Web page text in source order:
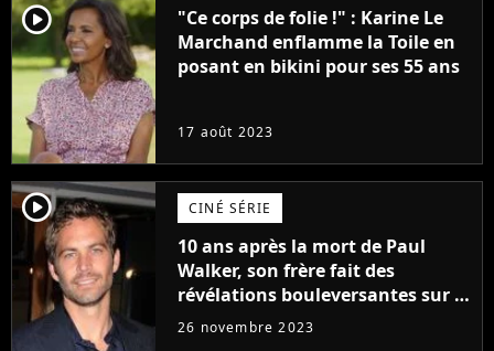
player2
"Ce corps de folie !" : Karine Le
Marchand enflamme la Toile en
posant en bikini pour ses 55 ans
17 août 2023
player2 CINÉ SÉRIE
10 ans après la mort de Paul
Walker, son frère fait des
révélations bouleversantes sur la
réaction des acteurs de Fast and
26 novembre 2023